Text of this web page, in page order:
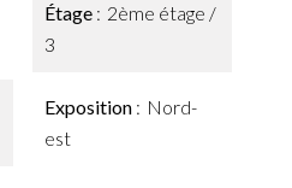
Étage
2ème étage /
3
Exposition
Nord-
est